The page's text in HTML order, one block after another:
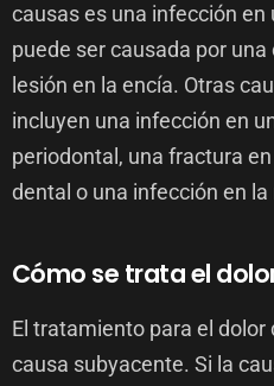
causas es una infección
puede ser causada por
lesión en la encía. Otras
incluyen una infección en
periodontal, una fractura
dental o una infección en
Cómo se trata el
El tratamiento para el dolor
causa subyacente. Si la